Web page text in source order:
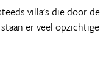
villa's die door de
er veel opzichtige